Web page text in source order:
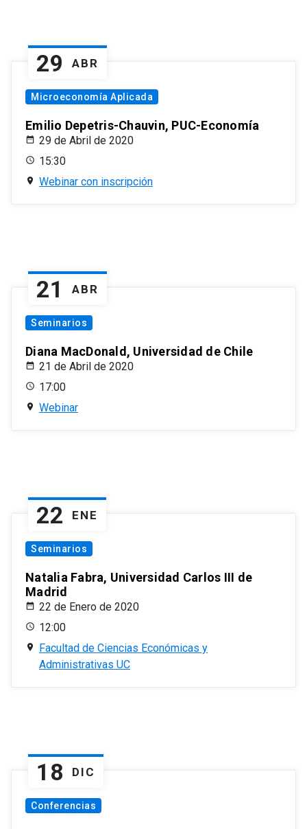
29 ABR
Microeconomía Aplicada
Emilio Depetris-Chauvin, PUC-Economía
29 de Abril de 2020
15:30
Webinar con inscripción
21 ABR
Seminarios
Diana MacDonald, Universidad de Chile
21 de Abril de 2020
17:00
Webinar
22 ENE
Seminarios
Natalia Fabra, Universidad Carlos III de
Madrid
22 de Enero de 2020
12:00
Facultad de Ciencias Económicas y
Administrativas UC
18 DIC
Conferencias